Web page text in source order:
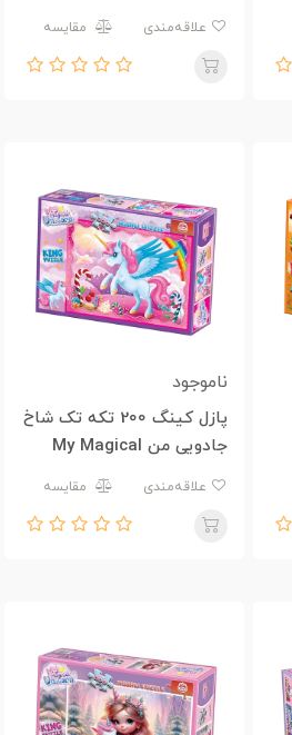
مقایسه
ناموجود
پازل کینگ 200 تکه تک شاخ
جادویی من My Magical
Unicorn
مقایسه